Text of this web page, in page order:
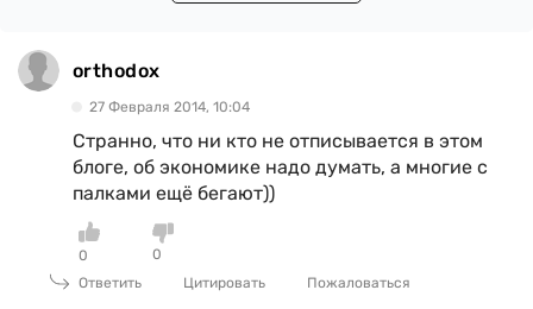
orthodox
27 Февраля 2014, 10:04
Странно, что ни кто не отписывается в этом
блоге, об экономике надо думать, а многие с
палками ещё бегают))
0
0
Ответить
Цитировать Пожаловаться